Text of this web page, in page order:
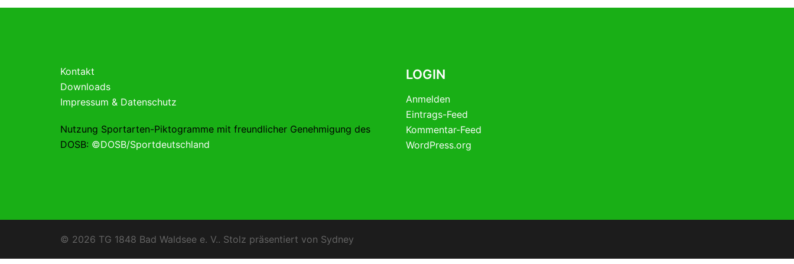
Kontakt
Downloads
Impressum & Datenschutz
Nutzung Sportarten-Piktogramme mit freundlicher Genehmigung des
DOSB: ©DOSB/Sportdeutschland
LOGIN
Anmelden
Eintrags-Feed
Kommentar-Feed
WordPress.org
© 2026 TG 1848 Bad Waldsee e. V.. Stolz präsentiert von Sydney